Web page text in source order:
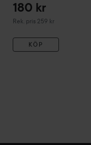
180 kr
Rek. pris 259 kr
Rekommenderat pris 259 kr
KÖP